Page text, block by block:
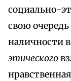
социально-
свою
наличности
этического